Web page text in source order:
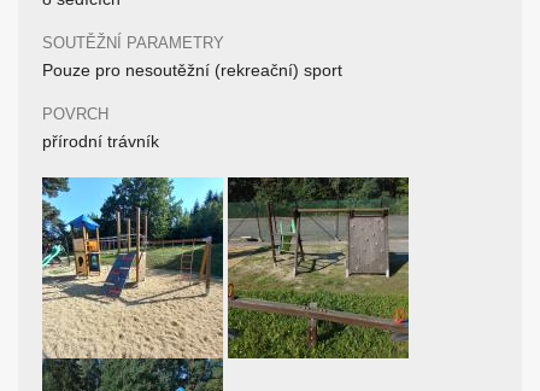
SOUTĚŽNÍ PARAMETRY
Pouze pro nesoutěžní (rekreační) sport
POVRCH
přírodní trávník